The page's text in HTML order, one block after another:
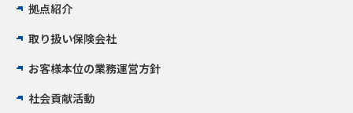
拠点紹介
取り扱い保険会社
お客様本位の業務運営方針
社会貢献活動